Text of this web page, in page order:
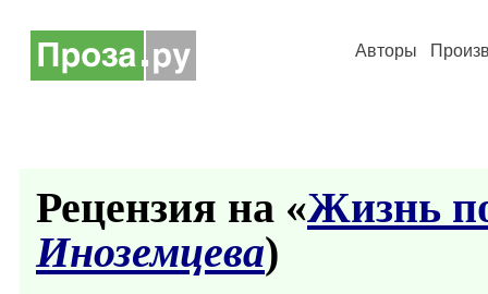
Авторы
Рецензия на «Жизнь
Иноземцева)